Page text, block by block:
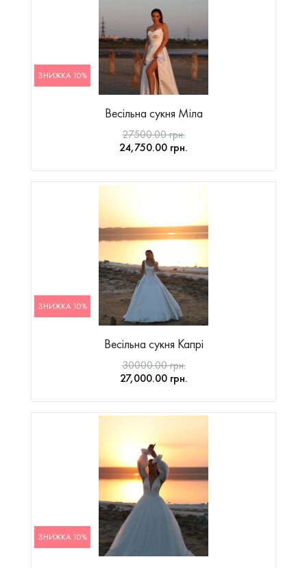
ЗНИЖКА 10%
Весільна сукня Міла
27500.00 грн.
24,750.00 грн.
ЗНИЖКА 10%
Весільна сукня Капрі
30000.00 грн.
27,000.00 грн.
ЗНИЖКА 10%